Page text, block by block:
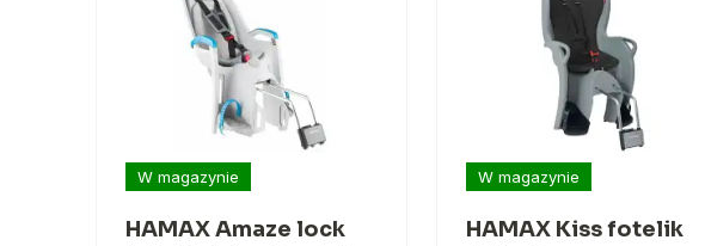
W magazynie
HAMAX Amaze lock
W magazynie
HAMAX Kiss fotelik